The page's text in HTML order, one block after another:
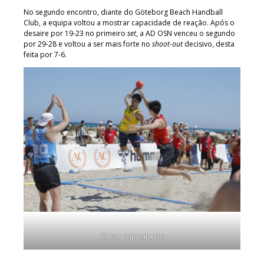
No segundo encontro, diante do Göteborg Beach Handball
Club, a equipa voltou a mostrar capacidade de reação. Após o
desaire por 19-23 no primeiro set, a AD OSN venceu o segundo
por 29-28 e voltou a ser mais forte no shoot-outdecisivo, desta
feita por 7-6.
© Joe Pappalardo